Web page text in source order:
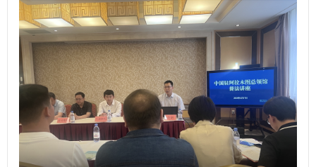
遇、文明互鉴路径等议题展开深度研讨，交流观点、分享洞
见，现场学术氛围浓厚。为进一步夯实合作基础、汇聚研究力
量，我校中南亚研究中心向三位专家颁发了“特聘研究员”证
书，标志着双方在人才交流与科研合作方面迈出实质性步伐。
（供稿：国际交流与合作处 撰稿：王英建 审核：陈梦琦）
科项目等合作领域展开洽谈，并就专业对接、人员选拔与资金
支持等具体细节进行了深入商讨。 为推动会谈成果转向实质
合作，会后，周祺与陈昆面向我校学生举办“英国利兹大学法
学硕士学位项目”专题讲座，详细解读了项目情况与申请流
程。 英国利兹大学是世界知名公立综合性研究型大学，是英
国罗素大学集团创始成员和英国“红砖大学”之一，2026 QS世
界大学排名中位列第86位。我校与利兹大学开展法学硕士项目
合作，项目包含本连硕3+1、4+1，双硕士1+1+1、2+1等学